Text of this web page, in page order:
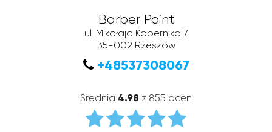
Barber Point
ul. Mikołaja Kopernika 7
35-002 Rzeszów
+48537308067
Średnia 4.98 z 855 ocen